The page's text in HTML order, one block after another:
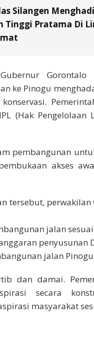
Silangen
Tinggi Pratama Di
ke Pinogu
(Hak Pengelolaan
pembangunan
akses
tersebut,
jalan
penyusunan
jalan
dan damai.
secara
masyarakat